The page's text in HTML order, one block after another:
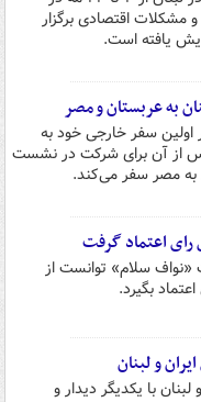
مشکلات اقتصادی برگزار
یافته است.
به عربستان و مصر
اولین سفر خارجی خود به
از آن برای شرکت در نشست
مصر سفر می‌کند.
اعتماد گرفت
«نواف سلام» توانست از
بگیرد.
و لبنان
با یکدیگر دیدار و